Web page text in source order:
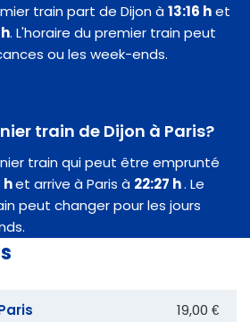
train part de Dijon à13:16 het
. L'horaire du premier train peut
ou les week-ends.
train de Dijon à Paris?
train qui peut être emprunté
het arrive à Paris à 22:27 h. Le
peut changer pour les jours
19,00 €